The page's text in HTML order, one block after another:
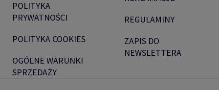
POLITYKA
PRYWATNOŚCI
POLITYKA COOKIES
OGÓLNE WARUNKI
SPRZEDAŻY
REGULAMINY
ZAPIS DO
NEWSLETTERA